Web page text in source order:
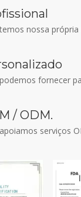
nossa
fornecer
/ ODM.
serviços